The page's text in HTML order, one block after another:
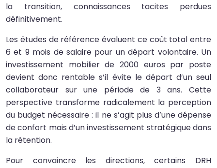
la transition, connaissances tacites perdues
définitivement.
Les études de référence évaluent ce coût total entre
6 et 9 mois de salaire pour un départ volontaire. Un
investissement mobilier de 2000 euros par poste
devient donc rentable s’il évite le départ d’un seul
collaborateur sur une période de 3 ans. Cette
perspective transforme radicalement la perception
du budget nécessaire : il ne s’agit plus d’une dépense
de confort mais d’un investissement stratégique dans
la rétention.
Pour convaincre les directions, certains DRH